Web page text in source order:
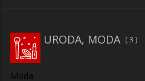
URODA, MODA 3
Moda